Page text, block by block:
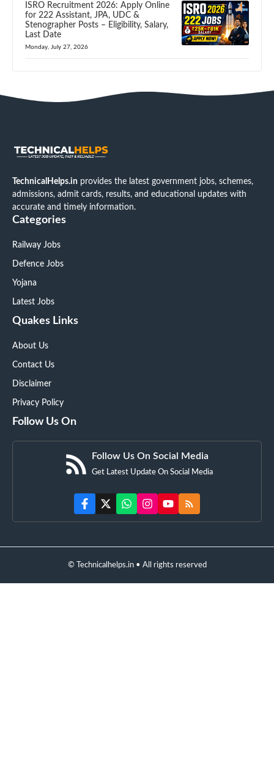
ISRO Recruitment 2026: Apply Online
for 222 Assistant, JPA, UDC &
Stenographer Posts – Eligibility, Salary,
Last Date
Monday, July 27, 2026
TechnicalHelps.in provides the latest government jobs, schemes,
admissions, admit cards, results, and educational updates with
accurate and timely information.
Categories
Railway Jobs
Defence Jobs
Yojana
Latest Jobs
Quakes Links
About Us
Contact Us
Disclaimer
Privacy Policy
Follow Us On
Follow Us On Social Media
Get Latest Update On Social Media
© Technicalhelps.in • All rights reserved